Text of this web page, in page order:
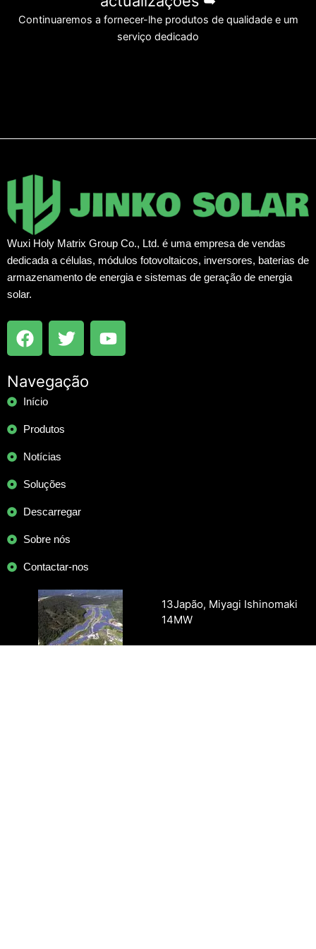
Continuaremos a fornecer-lhe produtos de qualidade e um
serviço dedicado
Wuxi Holy Matrix Group Co., Ltd. é uma empresa de vendas
dedicada a células, módulos fotovoltaicos, inversores, baterias de
armazenamento de energia e sistemas de geração de energia
solar.
F
a
e
b
o
k
T
w
t
Y
o
Navegação
Início
Produtos
Notícias
Soluções
Descarregar
Sobre nós
Contactar-nos
13Japão, Miyagi Ishinomaki
14MW